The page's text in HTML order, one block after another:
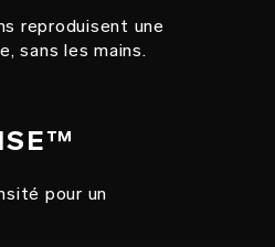
reproduisent une
sans les mains.
pour un